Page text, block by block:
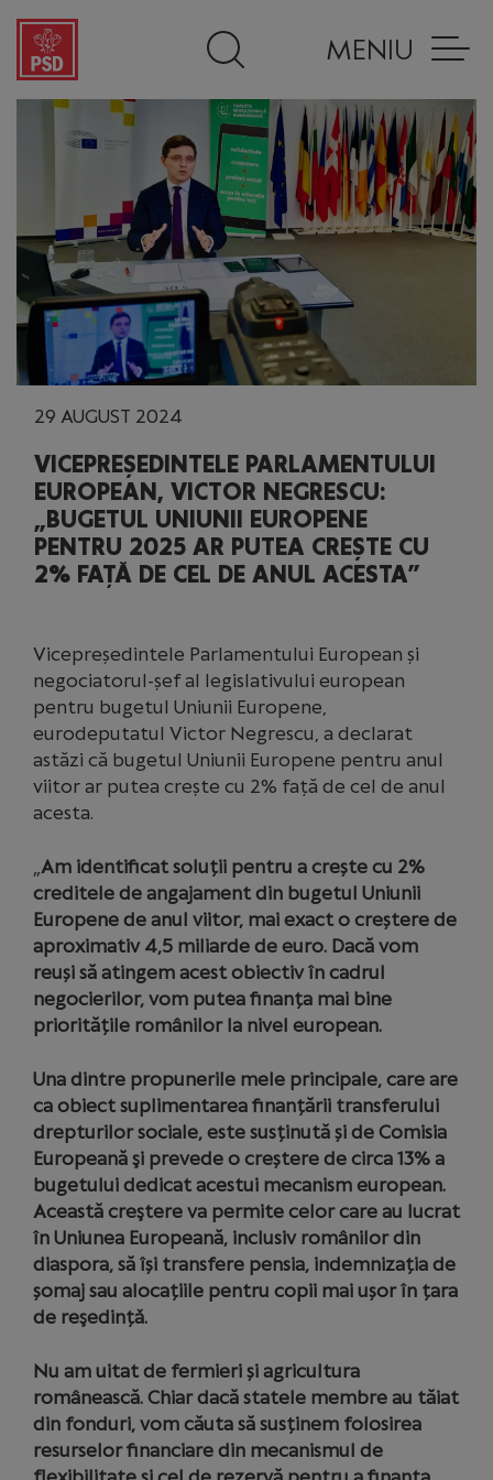
MENIU
29 AUGUST 2024
VICEPREȘEDINTELE PARLAMENTULUI
EUROPEAN, VICTOR NEGRESCU:
„BUGETUL UNIUNII EUROPENE
PENTRU 2025 AR PUTEA CREȘTE CU
2% FAȚĂ DE CEL DE ANUL ACESTA”
Vicepreședintele Parlamentului European și
negociatorul-șef al legislativului european
pentru bugetul Uniunii Europene,
eurodeputatul Victor Negrescu, a declarat
astăzi că bugetul Uniunii Europene pentru anul
viitor ar putea crește cu 2% față de cel de anul
acesta.
„Am identificat soluții pentru a crește cu 2%
creditele de angajament din bugetul Uniunii
Europene de anul viitor, mai exact o creștere de
aproximativ 4,5 miliarde de euro. Dacă vom
reuși să atingem acest obiectiv în cadrul
negocierilor, vom putea finanța mai bine
prioritățile românilor la nivel european.
Una dintre propunerile mele principale, care are
ca obiect suplimentarea finanțării transferului
drepturilor sociale, este susținută și de Comisia
Europeană şi prevede o creștere de circa 13% a
bugetului dedicat acestui mecanism european.
Această creştere va permite celor care au lucrat
în Uniunea Europeană, inclusiv românilor din
diaspora, să își transfere pensia, indemnizația de
șomaj sau alocațiile pentru copii mai ușor în țara
de reşedințǎ.
Nu am uitat de fermieri și agricultura
românească. Chiar dacă statele membre au tăiat
din fonduri, vom căuta să susținem folosirea
resurselor financiare din mecanismul de